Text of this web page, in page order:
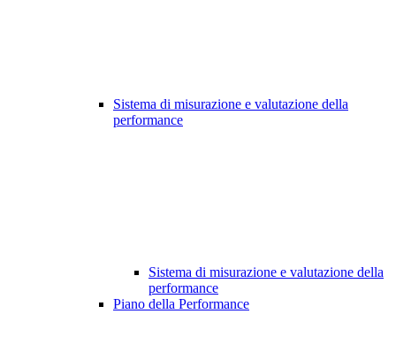
Sistema di misurazione e valutazione della
performance
Sistema di misurazione e valutazione della
performance
Piano della Performance